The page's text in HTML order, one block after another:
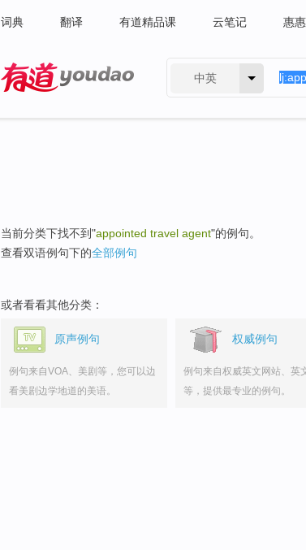
词典 翻译 有道精品课 云笔记 惠惠
中英
当前分类下找不到"appointed travel agent"的例句。
查看双语例句下的全部例句
或者看看其他分类：
原声例句
例句来自VOA、美剧等，您可以边
看美剧边学地道的美语。
权威例句
例句来自权威英文网站、英
等，提供最专业的例句。